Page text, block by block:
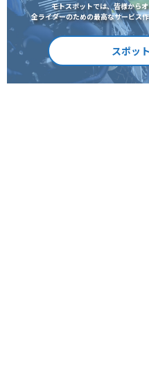
モトスポットでは、皆様から
全ライダーのための最高なサービス
スポッ